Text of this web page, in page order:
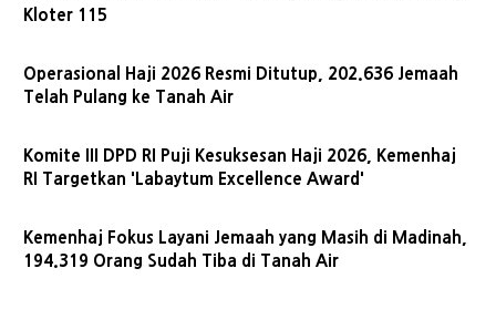
Kloter 115
Operasional Haji 2026 Resmi Ditutup, 202.636 Jemaah
Telah Pulang ke Tanah Air
Komite III DPD RI Puji Kesuksesan Haji 2026, Kemenhaj
RI Targetkan 'Labaytum Excellence Award'
Kemenhaj Fokus Layani Jemaah yang Masih di Madinah,
194.319 Orang Sudah Tiba di Tanah Air